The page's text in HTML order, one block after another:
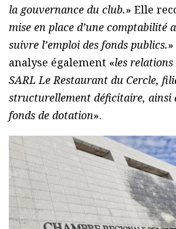
la gouvernance du club.» Elle
mise en place d’une comptabilité
suivre l’emploi des fonds publics.
analyse également «les
SARL Le Restaurant du Cercle,
structurellement déficitaire, ainsi
fonds de dotation».